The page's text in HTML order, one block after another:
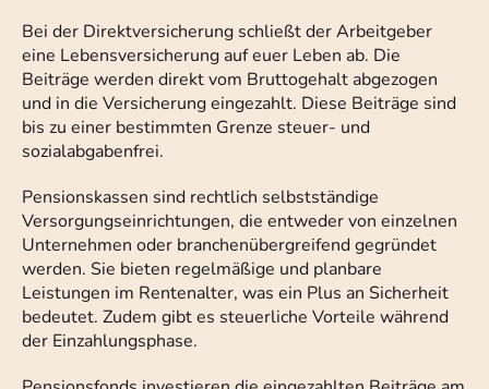
Bei der Direktversicherung schließt der Arbeitgeber
eine Lebensversicherung auf euer Leben ab. Die
Beiträge werden direkt vom Bruttogehalt abgezogen
und in die Versicherung eingezahlt. Diese Beiträge sind
bis zu einer bestimmten Grenze steuer- und
sozialabgabenfrei.
Pensionskassen sind rechtlich selbstständige
Versorgungseinrichtungen, die entweder von einzelnen
Unternehmen oder branchenübergreifend gegründet
werden. Sie bieten regelmäßige und planbare
Leistungen im Rentenalter, was ein Plus an Sicherheit
bedeutet. Zudem gibt es steuerliche Vorteile während
der Einzahlungsphase.